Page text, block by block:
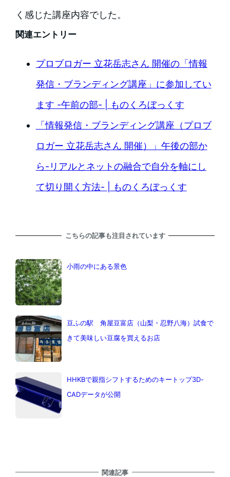
く感じた講座内容でした。
関連エントリー
プロブロガー 立花岳志さん 開催の「情報
発信・ブランディング講座」に参加してい
ます -午前の部- | ものくろぼっくす
「情報発信・ブランディング講座（プロブ
ロガー 立花岳志さん 開催）」午後の部か
ら-リアルとネットの融合で自分を軸にし
て切り開く方法- | ものくろぼっくす
こちらの記事も注目されています
小雨の中にある景色
豆ふの駅 角屋豆富店（山梨・忍野八海）試食で
きて美味しい豆腐を買えるお店
HHKBで親指シフトするためのキートップ3D-
CADデータが公開
関連記事